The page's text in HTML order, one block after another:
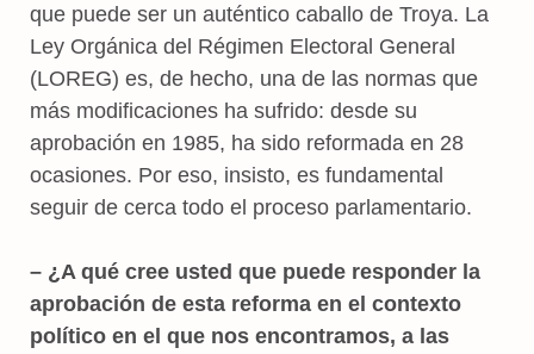
que puede ser un auténtico caballo de Troya. La
Ley Orgánica del Régimen Electoral General
(LOREG) es, de hecho, una de las normas que
más modificaciones ha sufrido: desde su
aprobación en 1985, ha sido reformada en 28
ocasiones. Por eso, insisto, es fundamental
seguir de cerca todo el proceso parlamentario.
– ¿A qué cree usted que puede responder la
aprobación de esta reforma en el contexto
político en el que nos encontramos, a las